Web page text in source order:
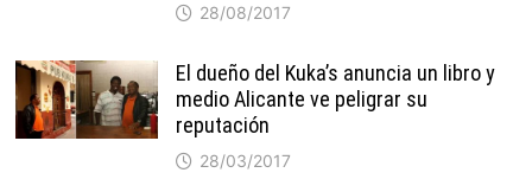
28/08/2017
El dueño del Kuka’s anuncia un libro y
medio Alicante ve peligrar su
reputación
28/03/2017